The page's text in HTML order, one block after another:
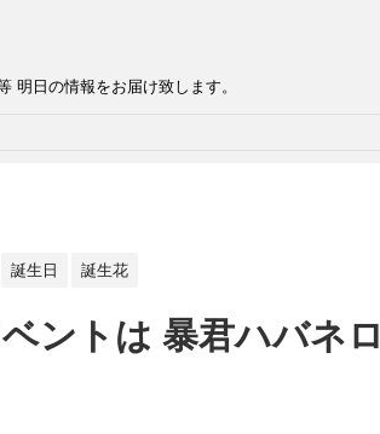
明日の情報をお届け致します。
誕生日 誕生花
ントは 暴君ハバネロ